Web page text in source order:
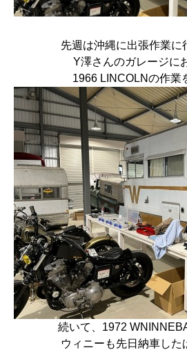
先週は沖縄に出張作業に
Y澤さんのガレージに
1966 LINCOLNの作業
続いて、1972
ウィニーも先日納車した